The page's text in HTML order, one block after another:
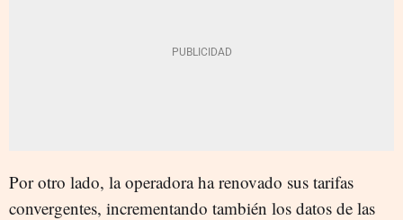
Por otro lado, la operadora ha renovado sus tarifas
convergentes, incrementando también los datos de las